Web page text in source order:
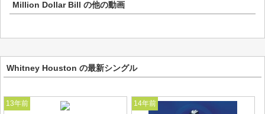
Million Dollar Bill の他の動画
Whitney Houston の最新シングル
13年前
14年前